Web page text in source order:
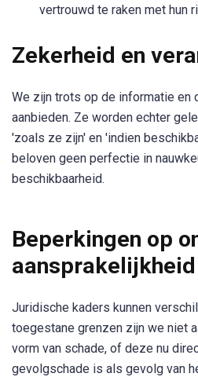
vertrouwd te raken met hun
Zekerheid en
We zijn trots op de informatie en
aanbieden. Ze worden echter
'zoals ze zijn' en 'indien
beloven geen perfectie in
beschikbaarheid.
Beperkingen op
aansprakelijkheid
Juridische kaders kunnen
toegestane grenzen zijn we niet
vorm van schade, of deze nu
gevolgschade is als gevolg van